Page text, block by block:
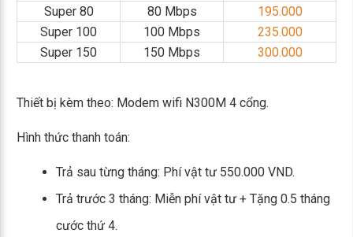
Super 80
80 Mbps
195.000
Super 100
100 Mbps
235.000
Super 150
150 Mbps 300.000
Thiết bị kèm theo: Modem wifi N300M 4 cổng.
Hình thức thanh toán:
Trả sau từng tháng: Phí vật tư 550.000 VND.
Trả trước 3 tháng: Miễn phí vật tư + Tặng 0.5 tháng
cước thứ 4.